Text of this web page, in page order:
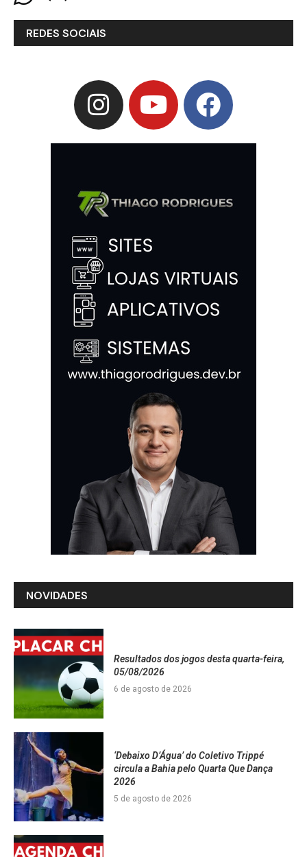
REDES SOCIAIS
NOVIDADES
Resultados dos jogos desta quarta-feira,
05/08/2026
6 de agosto de 2026
‘Debaixo D’Água’ do Coletivo Trippé
circula a Bahia pelo Quarta Que Dança
2026
5 de agosto de 2026